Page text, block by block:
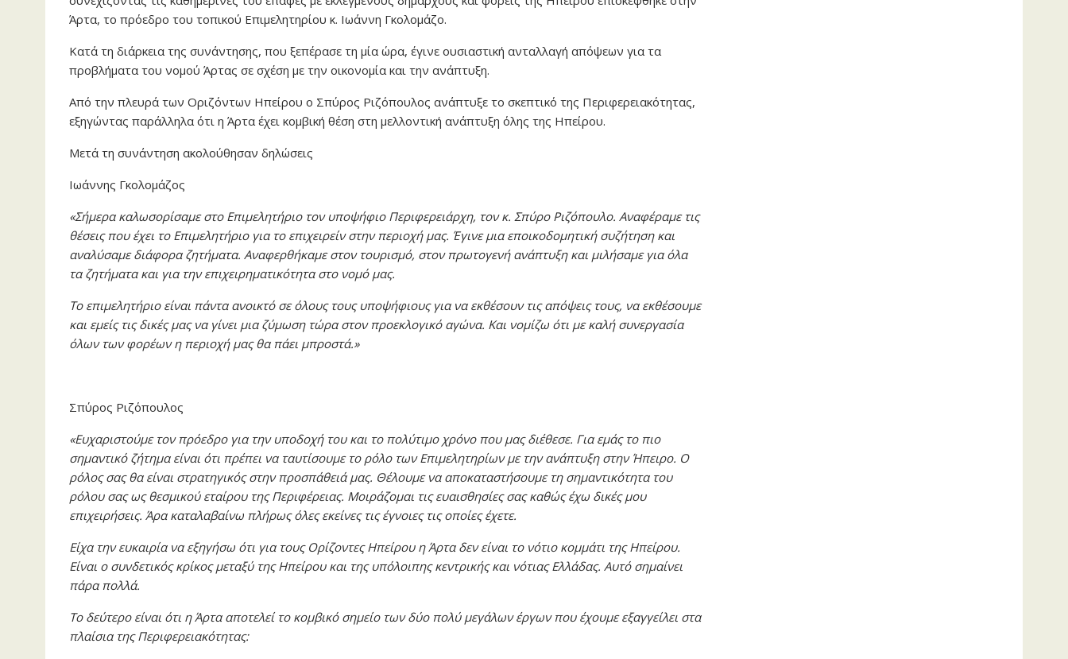
Άρτα, το πρόεδρο του τοπικού Επιμελητηρίου κ. Ιωάννη Γκολομάζο.
Κατά τη διάρκεια της συνάντησης, που ξεπέρασε τη μία ώρα, έγινε ουσιαστική ανταλλαγή απόψεων για τα
προβλήματα του νομού Άρτας σε σχέση με την οικονομία και την ανάπτυξη.
Από την πλευρά των Οριζόντων Ηπείρου ο Σπύρος Ριζόπουλος ανάπτυξε το σκεπτικό της Περιφερειακότητας,
εξηγώντας παράλληλα ότι η Άρτα έχει κομβική θέση στη μελλοντική ανάπτυξη όλης της Ηπείρου.
Μετά τη συνάντηση ακολούθησαν δηλώσεις
Ιωάννης Γκολομάζος
«Σήμερα καλωσορίσαμε στο Επιμελητήριο τον υποψήφιο Περιφερειάρχη, τον κ. Σπύρο Ριζόπουλο. Αναφέραμε τις
θέσεις που έχει το Επιμελητήριο για το επιχειρείν στην περιοχή μας. Έγινε μια εποικοδομητική συζήτηση και
αναλύσαμε διάφορα ζητήματα. Αναφερθήκαμε στον τουρισμό, στον πρωτογενή ανάπτυξη και μιλήσαμε για όλα
τα ζητήματα και για την επιχειρηματικότητα στο νομό μας.
Το επιμελητήριο είναι πάντα ανοικτό σε όλους τους υποψήφιους για να εκθέσουν τις απόψεις τους, να εκθέσουμε
και εμείς τις δικές μας να γίνει μια ζύμωση τώρα στον προεκλογικό αγώνα. Και νομίζω ότι με καλή συνεργασία
όλων των φορέων η περιοχή μας θα πάει μπροστά.»
Σπύρος Ριζόπουλος
«Ευχαριστούμε τον πρόεδρο για την υποδοχή του και το πολύτιμο χρόνο που μας διέθεσε. Για εμάς το πιο
σημαντικό ζήτημα είναι ότι πρέπει να ταυτίσουμε το ρόλο των Επιμελητηρίων με την ανάπτυξη στην Ήπειρο. Ο
ρόλος σας θα είναι στρατηγικός στην προσπάθειά μας. Θέλουμε να αποκαταστήσουμε τη σημαντικότητα του
ρόλου σας ως θεσμικού εταίρου της Περιφέρειας. Μοιράζομαι τις ευαισθησίες σας καθώς έχω δικές μου
επιχειρήσεις. Άρα καταλαβαίνω πλήρως όλες εκείνες τις έγνοιες τις οποίες έχετε.
Είχα την ευκαιρία να εξηγήσω ότι για τους Ορίζοντες Ηπείρου η Άρτα δεν είναι το νότιο κομμάτι της Ηπείρου.
Είναι ο συνδετικός κρίκος μεταξύ της Ηπείρου και της υπόλοιπης κεντρικής και νότιας Ελλάδας. Αυτό σημαίνει
πάρα πολλά.
Το δεύτερο είναι ότι η Άρτα αποτελεί το κομβικό σημείο των δύο πολύ μεγάλων έργων που έχουμε εξαγγείλει στα
πλαίσια της Περιφερειακότητας: